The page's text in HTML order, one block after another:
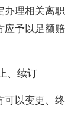
办理相关离职
应予以足额赔
、续订
可以变更、终